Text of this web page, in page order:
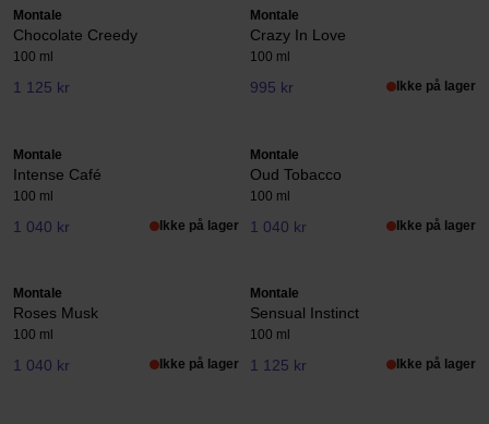
Montale
Chocolate Creedy
100 ml
1 125 kr
Montale
Crazy In Love
100 ml
995 kr Ikke på lager
Montale
Intense Café
100 ml
1 040 kr Ikke på lager
Montale
Oud Tobacco
100 ml
1 040 kr Ikke på lager
Montale
Roses Musk
100 ml
1 040 kr Ikke på lager
Montale
Sensual Instinct
100 ml
1 125 kr Ikke på lager